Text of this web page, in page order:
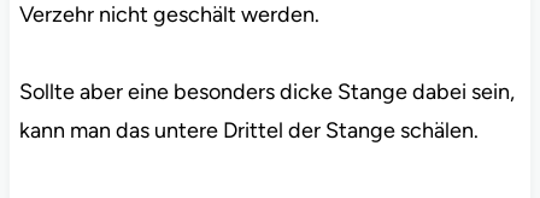
Verzehr nicht geschält werden.
Sollte aber eine besonders dicke Stange dabei sein,
kann man das untere Drittel der Stange schälen.